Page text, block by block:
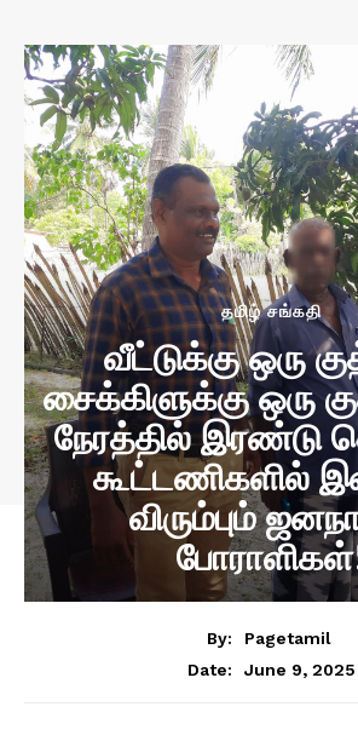
தமிழ் சங்கதி
வீட்டுக்கு ஒரு
சைக்கிளுக்கு ஒரு
நேரத்தில் இரண்டு
கூட்டணிகளில்
விரும்பும்
By:
Pagetamil
Date:
June 9, 2025